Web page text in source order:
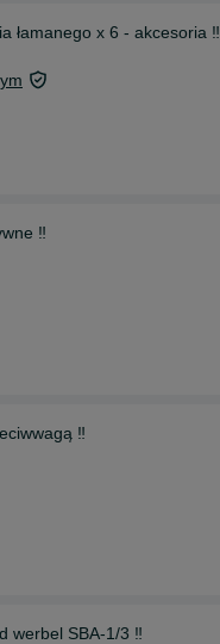
łamanego x 6 - akcesoria ‼️
‼️
‼️
werbel SBA-1/3 ‼️